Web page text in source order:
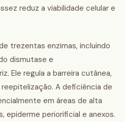
reduz a viabilidade celular e
trezentas enzimas, incluindo
dismutase e
Ele regula a barreira cutânea,
A deficiência de
em áreas de alta
epiderme periorificial e anexos.